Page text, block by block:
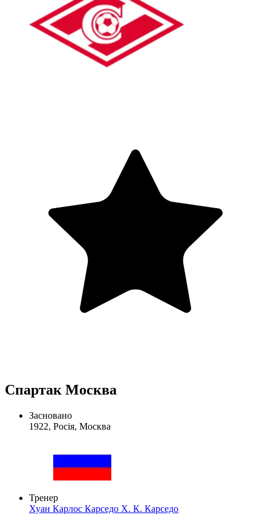
Спартак Москва
Засновано
1922, Росія, Москва
Тренер
Хуан Карлос Карседо Х. К. Карседо